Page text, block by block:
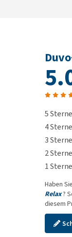
5 Sterne
4 Sterne
3 Sterne
2 Sterne
1 Sterne
Haben
Relax?
diesem